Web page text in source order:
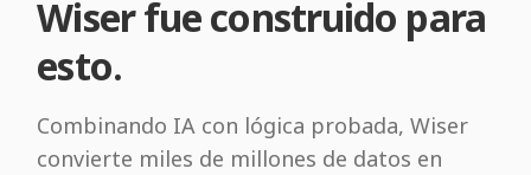
Wiser fue construido para
esto.
Combinando IA con lógica probada, Wiser
convierte miles de millones de datos en